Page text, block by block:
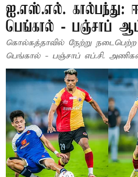
ஐ.எஸ்.எல். கால்பந்து:
பெங்கால் - பஞ்சாப்
கொல்கத்தாவில் நேற்று
பெங்கால் - பஞ்சாப் எப்.சி.